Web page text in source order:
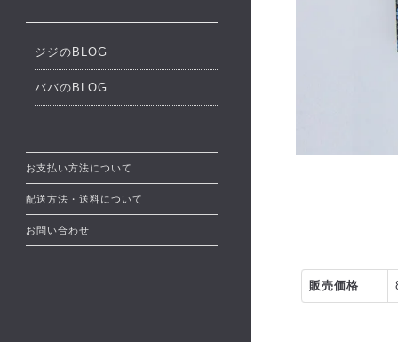
販売価格
ジジのBLOG
ババのBLOG
お支払い方法について
配送方法・送料について
お問い合わせ